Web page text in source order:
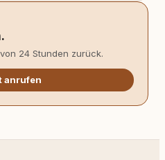
24 Stunden zurück.
anrufen